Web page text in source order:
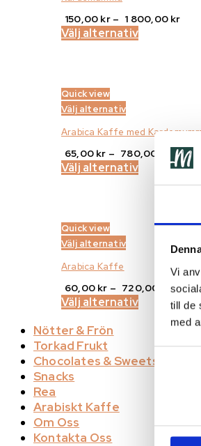
Vi
till de
med
150,00 kr – 1 800,00 kr
Välj alternativ
Quick view
Välj alternativ
Arabica Kaffe med
65,00 kr – 780,00
65,00
Välj alternativ
Quick view
Välj alternativ
Arabica Kaffe
60,00 kr – 720,00 kr
60,00
till
Välj alternativ
Nötter & Frön
Torkad Frukt
Chocolates & Sweets
Snacks
Rea
Arabiskt Kaffe
Om Oss
Kontakta Oss